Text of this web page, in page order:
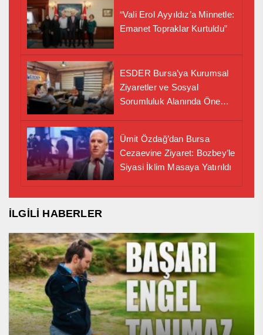
“Vali Erol Ayyıldız’a Minnetle:
Emanet Topraklar Kurtuldu”
ESDER Bursa’ya Kurumsal
Ziyaretler ve Sosyal
Sorumluluk Alanında Önemli
Ümit Özdağ’dan Bursa
Cezaevine Ziyaret: Bozbey’le
Siyasi İklim Masaya Yatırıldı
İLGİLİ HABERLER